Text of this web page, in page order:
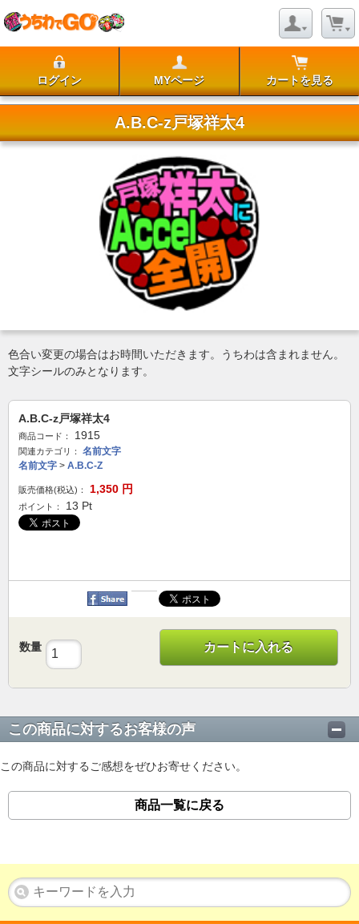
ログイン MYページ カートを見る
A.B.C-z戸塚祥太4
色合い変更の場合はお時間いただきます。うちわは含まれません。
文字シールのみとなります。
A.B.C-z戸塚祥太4
商品コード： 1915
関連カテゴリ：
名前文字
名前文字 > A.B.C-Z
販売価格(税込)： 1,350 円
ポイント： 13 Pt
数量 カートに入れる
この商品に対するお客様の声
この商品に対するご感想をぜひお寄せください。
商品一覧に戻る